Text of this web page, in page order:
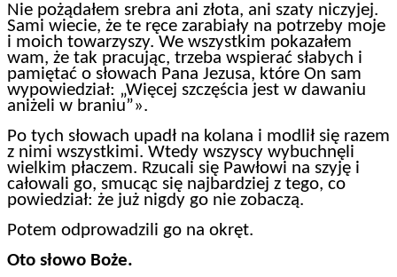
Nie pożądałem srebra ani złota, ani szaty niczyjej.
Sami wiecie, że te ręce zarabiały na potrzeby moje
i moich towarzyszy. We wszystkim pokazałem
wam, że tak pracując, trzeba wspierać słabych i
pamiętać o słowach Pana Jezusa, które On sam
wypowiedział: „Więcej szczęścia jest w dawaniu
aniżeli w braniu”».
Po tych słowach upadł na kolana i modlił się razem
z nimi wszystkimi. Wtedy wszyscy wybuchnęli
wielkim płaczem. Rzucali się Pawłowi na szyję i
całowali go, smucąc się najbardziej z tego, co
powiedział: że już nigdy go nie zobaczą.
Potem odprowadzili go na okręt.
Oto słowo Boże.